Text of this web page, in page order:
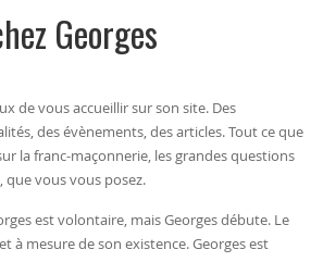
Georges
de vous accueillir sur son site. Des
des évènements, des articles. Tout ce que
la franc-maçonnerie, les grandes questions
vous vous posez.
est volontaire, mais Georges débute. Le
à mesure de son existence. Georges est